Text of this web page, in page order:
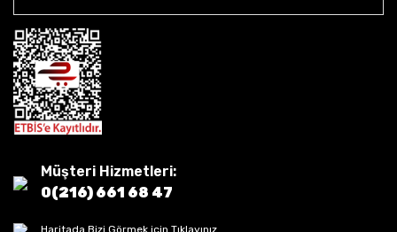
Müşteri Hizmetleri:
0(216) 661 68 47
Haritada Bizi Görmek için Tıklayınız